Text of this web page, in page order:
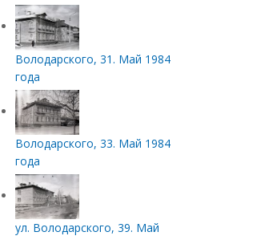
Володарского, 31. Май 1984
года
Володарского, 33. Май 1984
года
ул. Володарского, 39. Май